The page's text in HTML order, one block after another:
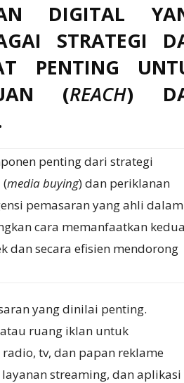
DIGITAL
STRATEGI
PENTING
(REACH)
penting dari strategi
(media buying) dan periklanan
pemasaran yang ahli dalam
cara memanfaatkan kedua
dan secara efisien mendorong
yang dinilai penting.
ruang iklan untuk
tv, dan papan reklame
streaming, dan aplikasi